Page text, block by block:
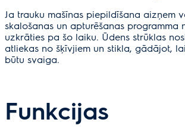
Ja trauku mašīnas piepildīšana aizņem
skalošanas un apturēšanas programma
uzkrāties pa šo laiku. Ūdens strūklas
atliekas no šķīvjiem un stikla, gādājot,
būtu svaiga.
Funkcijas